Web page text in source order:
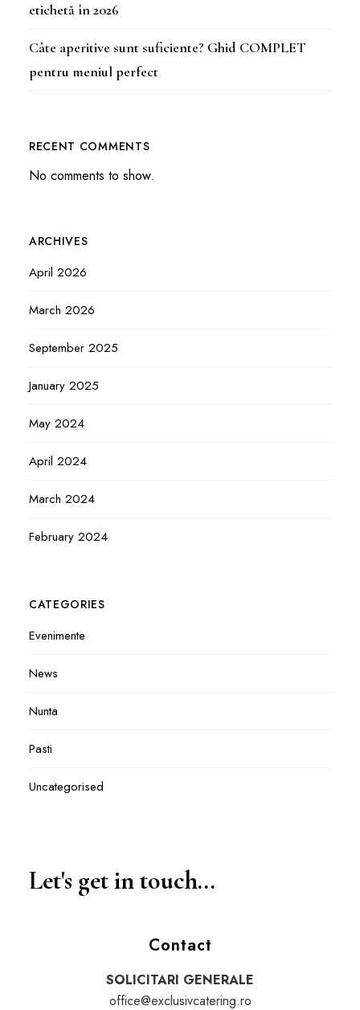
etichetă în 2026
Câte aperitive sunt suficiente? Ghid COMPLET
pentru meniul perfect
RECENT COMMENTS
No comments to show.
ARCHIVES
April 2026
March 2026
September 2025
January 2025
May 2024
April 2024
March 2024
February 2024
CATEGORIES
Evenimente
News
Nunta
Pasti
Uncategorised
Let's get in touch...
Contact
SOLICITARI GENERALE
office@exclusivcatering.ro